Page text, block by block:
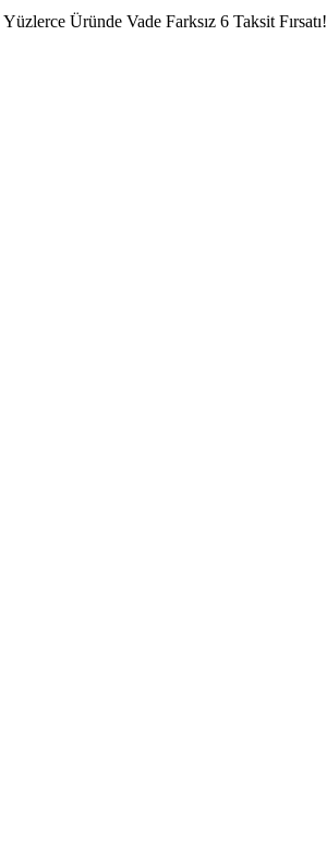
Yüzlerce Üründe Vade Farksız 6 Taksit Fırsatı!